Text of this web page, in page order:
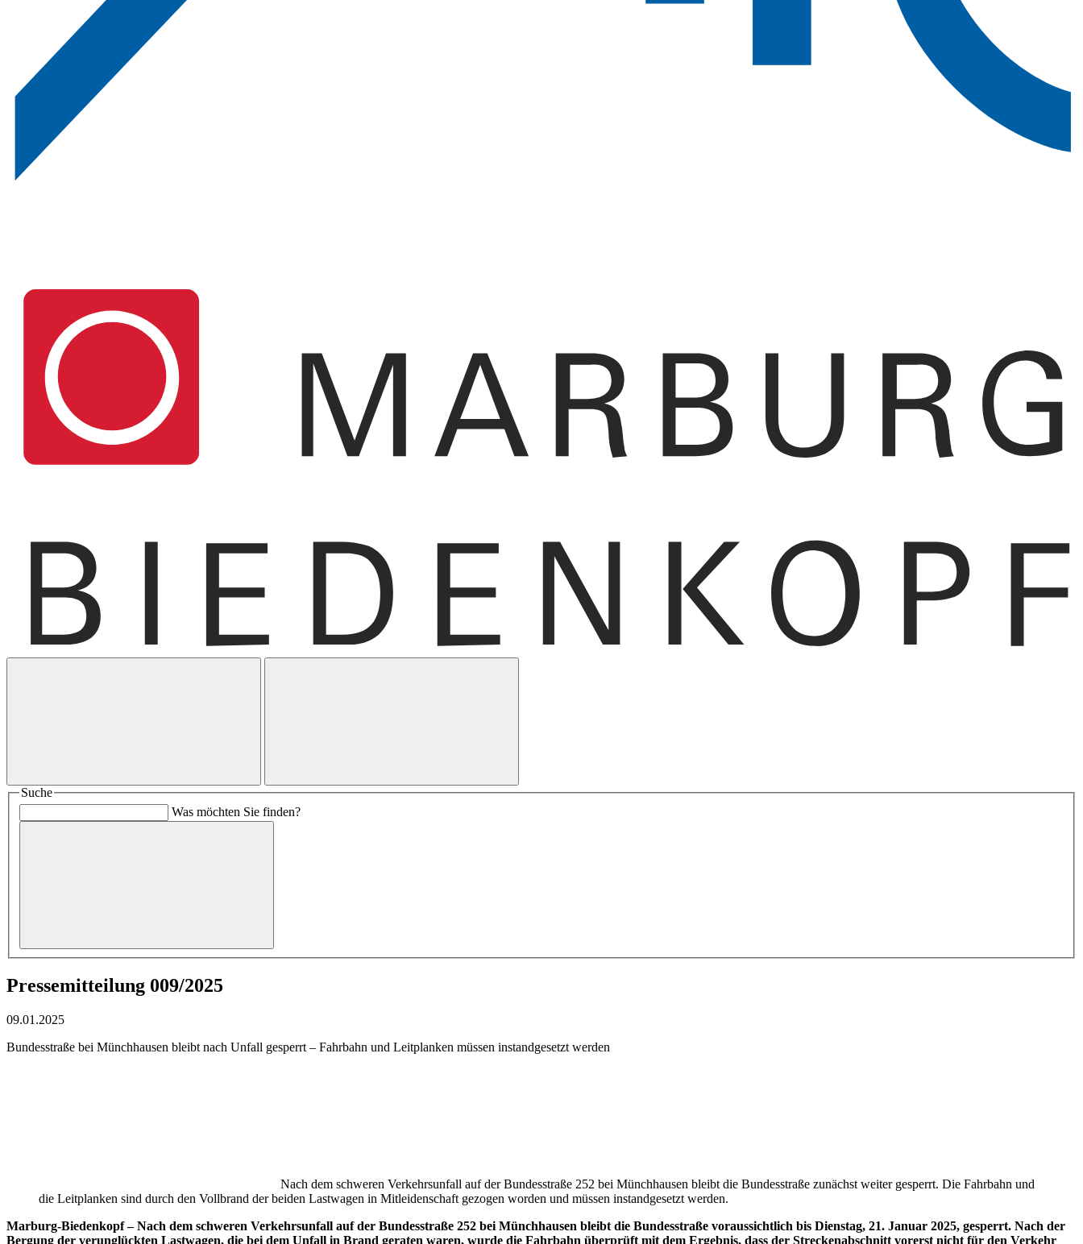
Suche
Was möchten Sie finden?
Pressemitteilung 009/2025
09.01.2025
Bundesstraße bei Münchhausen bleibt nach Unfall gesperrt – Fahrbahn und Leitplanken müssen instandgesetzt werden
Nach dem schweren Verkehrsunfall auf der Bundesstraße 252 bei Münchhausen bleibt die Bundesstraße zunächst weiter gesperrt. Die Fahrbahn und
die Leitplanken sind durch den Vollbrand der beiden Lastwagen in Mitleidenschaft gezogen worden und müssen instandgesetzt werden.
Marburg-Biedenkopf – Nach dem schweren Verkehrsunfall auf der Bundesstraße 252 bei Münchhausen bleibt die Bundesstraße voraussichtlich bis Dienstag, 21. Januar 2025, gesperrt. Nach der
Bergung der verunglückten Lastwagen, die bei dem Unfall in Brand geraten waren, wurde die Fahrbahn überprüft mit dem Ergebnis, dass der Streckenabschnitt vorerst nicht für den Verkehr